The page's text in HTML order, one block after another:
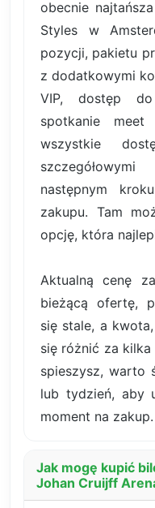
obecnie
Styles w
pozycji, pakietu
z dodatkowymi
VIP, dostęp
spotkanie
wszystkie
następnym
zakupu. Tam
opcję, która
Aktualną cenę
bieżącą ofertę,
się stale, a
się różnić za
spieszysz, warto
lub tydzień, aby
moment na zakup.
Jak mogę kupić
Johan Cruijff